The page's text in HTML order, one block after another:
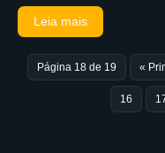
Leia mais
Página 18 de 19 «
16